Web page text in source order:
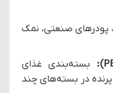
پودرهای صنعتی، نمک
بسته‌بندی غذای
در بسته‌های چند